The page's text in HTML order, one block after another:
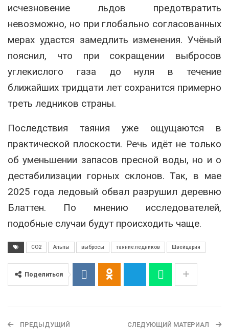
исчезновение льдов предотвратить
невозможно, но при глобально согласованных
мерах удастся замедлить изменения. Учёный
пояснил, что при сокращении выбросов
углекислого газа до нуля в течение
ближайших тридцати лет сохранится примерно
треть ледников страны.
Последствия таяния уже ощущаются в
практической плоскости. Речь идёт не только
об уменьшении запасов пресной воды, но и о
дестабилизации горных склонов. Так, в мае
2025 года ледовый обвал разрушил деревню
Блаттен. По мнению исследователей,
подобные случаи будут происходить чаще.
CO2 Альпы выбросы таяние ледников Швейцария
Поделиться
ПРЕДЫДУЩИЙ СЛЕДУЮЩИЙ МАТЕРИАЛ